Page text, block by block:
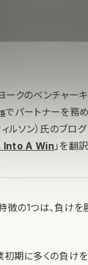
ークのベンチャー
でパートナーを務
ルソン）氏のブログ
Into A Win 」を翻
徴の1つは、負けを
初期に多くの負け